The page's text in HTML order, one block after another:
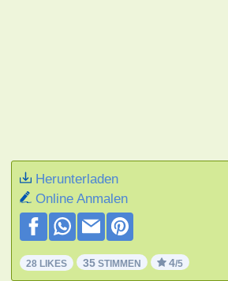
Herunterladen
Online Anmalen
28 LIKES 35 STIMMEN 4/5